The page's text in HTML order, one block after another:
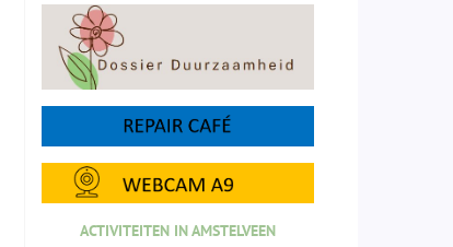
ACTIVITEITEN IN AMSTELVEEN